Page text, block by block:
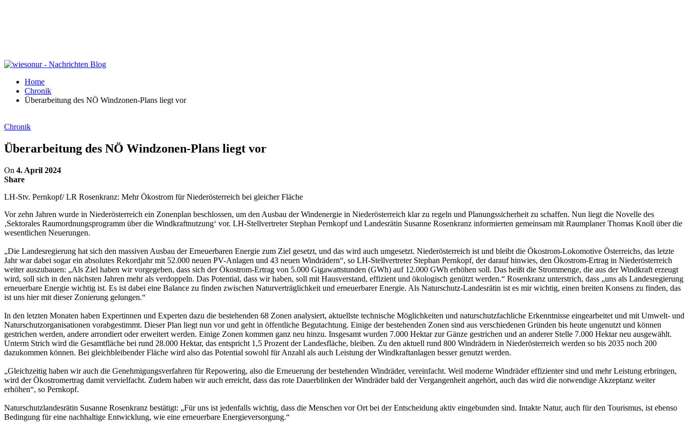
Home
Chronik
Überarbeitung des NÖ Windzonen-Plans liegt vor
Chronik
Überarbeitung des NÖ Windzonen-Plans liegt vor
On 4. April 2024
Share
LH-Stv. Pernkopf/ LR Rosenkranz: Mehr Ökostrom für Niederösterreich bei gleicher Fläche
Vor zehn Jahren wurde in Niederösterreich ein Zonenplan beschlossen, um den Ausbau der Windenergie in Niederösterreich klar zu regeln und Planungssicherheit zu schaffen. Nun liegt die Novelle des
‚Sektorales Raumordnungsprogramm über die Windkraftnutzung‘ vor. LH-Stellvertreter Stephan Pernkopf und Landesrätin Susanne Rosenkranz informierten gemeinsam mit Raumplaner Thomas Knoll über die
wesentlichen Neuerungen.
„Die Landesregierung hat sich den massiven Ausbau der Erneuerbaren Energie zum Ziel gesetzt, und das wird auch umgesetzt. Niederösterreich ist und bleibt die Ökostrom-Lokomotive Österreichs, das letzte
Jahr war dabei sogar ein absolutes Rekordjahr mit 52.000 neuen PV-Anlagen und 43 neuen Windrädern“, so LH-Stellvertreter Stephan Pernkopf, der darauf hinwies, den Ökostrom-Ertrag in Niederösterreich
weiter auszubauen: „Als Ziel haben wir vorgegeben, dass sich der Ökostrom-Ertrag von 5.000 Gigawattstunden (GWh) auf 12.000 GWh erhöhen soll. Das heißt die Strommenge, die aus der Windkraft erzeugt
wird, soll sich in den nächsten Jahren mehr als verdoppeln. Das Potential, dass wir haben, soll mit Hausverstand, effizient und ökologisch genützt werden.“ Rosenkranz unterstrich, dass „uns als Landesregierung
erneuerbare Energie wichtig ist. Es ist dabei eine Balance zu finden zwischen Naturverträglichkeit und erneuerbarer Energie. Als Naturschutz-Landesrätin ist es mir wichtig, einen breiten Konsens zu finden, das
ist uns hier mit dieser Zonierung gelungen.“
In den letzten Monaten haben Expertinnen und Experten dazu die bestehenden 68 Zonen analysiert, aktuellste technische Möglichkeiten und naturschutzfachliche Erkenntnisse eingearbeitet und mit Umwelt- und
Naturschutzorganisationen vorabgestimmt. Dieser Plan liegt nun vor und geht in öffentliche Begutachtung. Einige der bestehenden Zonen sind aus verschiedenen Gründen bis heute ungenutzt und können
gestrichen werden, andere arrondiert oder erweitert werden. Einige Zonen kommen ganz neu hinzu. Insgesamt wurden 7.000 Hektar zur Gänze gestrichen und an anderer Stelle 7.000 Hektar neu ausgewählt.
Unterm Strich wird die Gesamtfläche bei rund 28.000 Hektar, das entspricht 1,5 Prozent der Landesfläche, bleiben. Zu den aktuell rund 800 Windrädern in Niederösterreich werden so bis 2035 noch 200
dazukommen können. Bei gleichbleibender Fläche wird also das Potential sowohl für Anzahl als auch Leistung der Windkraftanlagen besser genutzt werden.
„Gleichzeitig haben wir auch die Genehmigungsverfahren für Repowering, also die Erneuerung der bestehenden Windräder, vereinfacht. Weil moderne Windräder effizienter sind und mehr Leistung erbringen,
wird der Ökostromertrag damit vervielfacht. Zudem haben wir auch erreicht, dass das rote Dauerblinken der Windräder bald der Vergangenheit angehört, auch das wird die notwendige Akzeptanz weiter
erhöhen“, so Pernkopf.
Naturschutzlandesrätin Susanne Rosenkranz bestätigt: „Für uns ist jedenfalls wichtig, dass die Menschen vor Ort bei der Entscheidung aktiv eingebunden sind. Intakte Natur, auch für den Tourismus, ist ebenso
Bedingung für eine nachhaltige Entwicklung, wie eine erneuerbare Energieversorgung.“